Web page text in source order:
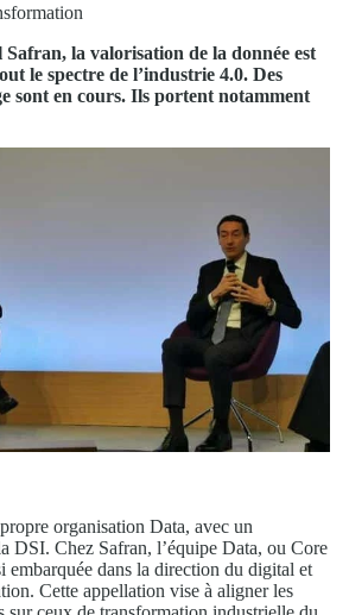
Safran, la valorisation de la donnée est
le spectre de l’industrie 4.0. Des
sont en cours. Ils portent notamment
organisation Data, avec un
DSI. Chez Safran, l’équipe Data, ou Core
embarquée dans la direction du digital et
Cette appellation vise à aligner les